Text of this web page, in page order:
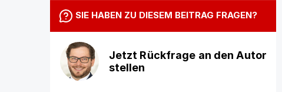
SIE HABEN ZU DIESEM BEITRAG FRAGEN?
Jetzt Rückfrage an den Autor
stellen